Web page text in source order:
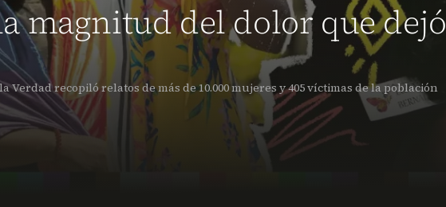
magnitud del dolor que dejó
Verdad recopiló relatos de más de 10.000 mujeres y 405 víctimas de la población